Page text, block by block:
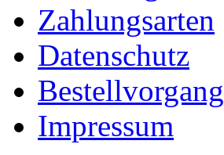
Zahlungsarten
Datenschutz
Bestellvorgang
Impressum